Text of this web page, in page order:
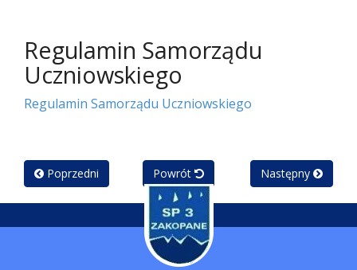
Regulamin Samorządu
Uczniowskiego
Regulamin Samorządu Uczniowskiego
Poprzedni Powrót Następny